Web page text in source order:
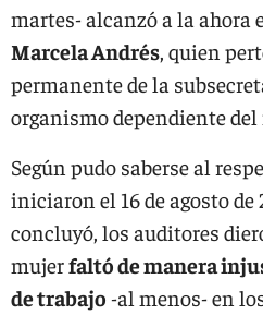
martes- alcanzó a la ahora
Marcela Andrés, quien
permanente de la
organismo dependiente
Según pudo saberse al
iniciaron el 16 de agosto de
concluyó, los auditores
mujerfaltó de manera
de trabajo -al menos- en